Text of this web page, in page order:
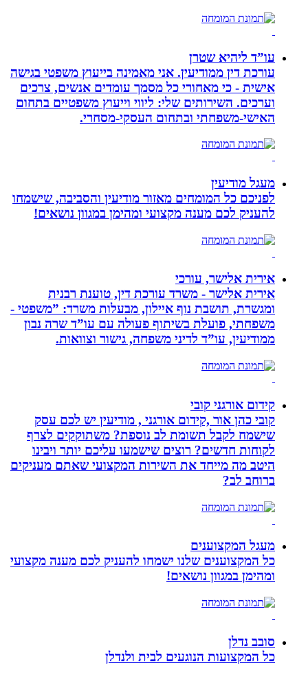
עו”ד ליהיא שטרן
עורכת דין ממודיעין. אני מאמינה בייעוץ משפטי בגישה
אישית - כי מאחורי כל מסמך עומדים אנשים, צרכים
וערכים. השירותים שלי: ליווי וייעוץ משפטיים בתחום
האישי-משפחתי ובתחום העסקי-מסחרי.
מעגל מודיעין
לפניכם כל המומחים מאזור מודיעין והסביבה, שישמחו
להעניק לכם מענה מקצועי ומהימן במגוון נושאים!
אירית אלישר, עורכי
אירית אלישר - משרד עורכת דין, טוענת רבנית
ומגשרת, תושבת נוף איילון, מבעלות משרד: ”משפטי -
משפחתי, פועלת בשיתוף פעולה עם עו”ד שרה נבון
ממודיעין, עו”ד לדיני משפחה, גישור וצוואות.
קידום אורגני קובי
קובי כהן אור ,קידום אורגני , מודיעין יש לכם עסק
שישמח לקבל תשומת לב נוספת? משתוקקים לצרף
לקוחות חדשים? רוצים שישמעו עליכם יותר ויבינו
היטב מה מייחד את השירות המקצועי שאתם מעניקים
ברוחב לב?
מעגל המקצוענים
כל המקצוענים שלנו ישמחו להעניק לכם מענה מקצועי
ומהימן במגוון נושאים!
סובב נדלן
כל המקצועות הנוגעים לבית ולנדלן